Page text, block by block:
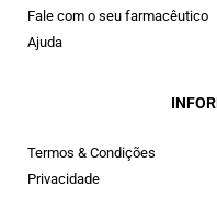
Fale com o seu farmacêutico
Ajuda
Termos & Condições
Privacidade